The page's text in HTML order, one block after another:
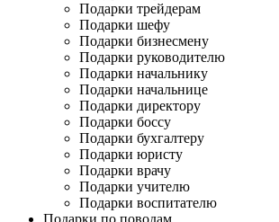
Подарки трейдерам
Подарки шефу
Подарки бизнесмену
Подарки руководителю
Подарки начальнику
Подарки начальнице
Подарки директору
Подарки боссу
Подарки бухгалтеру
Подарки юристу
Подарки врачу
Подарки учителю
Подарки воспитателю
Подарки по поводам